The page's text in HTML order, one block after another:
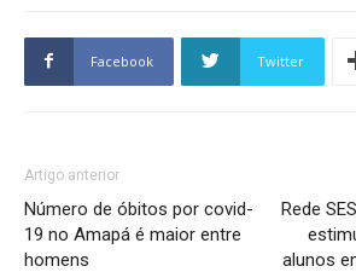
Facebook Twitter
Artigo anterior
Número de óbitos por covid-
19 no Amapá é maior entre
homens
Rede
alunos